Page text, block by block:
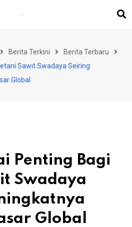
Berita Terkini
Berita Terbaru
Sawit Swadaya Seiring
Global
Penting Bagi
Swadaya
Global